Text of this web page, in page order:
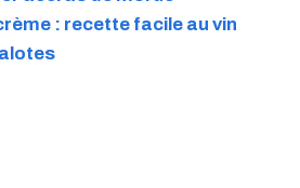
: recette facile au vin